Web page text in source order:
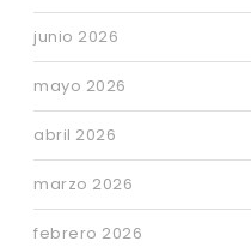
junio 2026
mayo 2026
abril 2026
marzo 2026
febrero 2026